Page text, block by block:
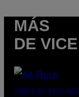
MÁS
DE VICE
(PHOTO BY MICK